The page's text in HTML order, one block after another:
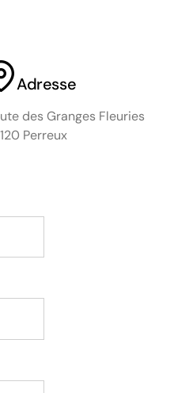
Adresse
des Granges Fleuries
Perreux